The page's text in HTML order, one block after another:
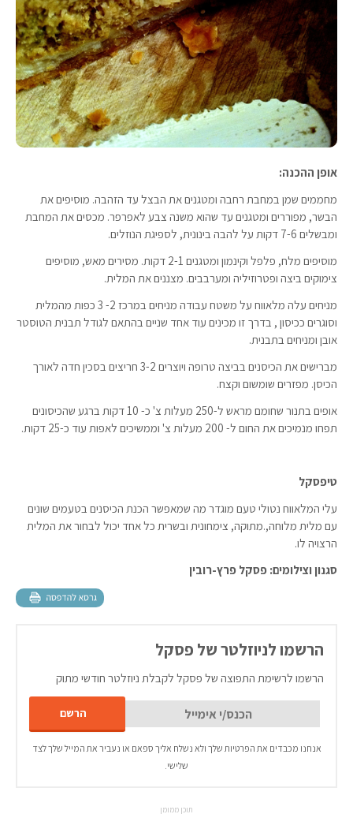
אופן ההכנה:
מחממים שמן במחבת רחבה ומטגנים את הבצל עד הזהבה. מוסיפים את
הבשר, מפוררים ומטגנים עד שהוא משנה צבע לאפרפר. מכסים את המחבת
ומבשלים 7-6 דקות על להבה בינונית, לספיגת הנוזלים.
מוסיפים מלח, פלפל וקינמון ומטגנים 2-1 דקות. מסירים מאש, מוסיפים
צימוקים ביצה ופטרוזיליה ומערבבים. מצננים את המלית.
מניחים עלה מלאווח על משטח עבודה מניחים במרכז 2- 3 כפות מהמלית
וסוגרים ככיסון , בדרך זו מכינים עוד אחד שניים בהתאם לגודל תבנית הטוסטר
אובן ומניחים בתבנית.
מברישים את הכיסנים בביצה טרופה ויוצרים 3-2 חריצים בסכין חדה לאורך
הכיסן. מפזרים שומשום וקצח.
אופים בתנור שחומם מראש ל-250 מעלות צ' כ- 10 דקות ברגע שהכיסונים
תפחו מנמיכים את החום ל- 200 מעלות צ' וממשיכים לאפות עוד כ-25 דקות.
טיפסקל
עלי המלאווח נטולי טעם מוגדר מה שמאפשר הכנת הכיסנים בטעמים שונים
עם מלית מלוחה,.מתוקה, צימחונית ובשרית כל אחד יכול לבחור את המלית
הרצויה לו.
סגנון וצילומים: פסקל פרץ-רובין
הרשמו לניוזלטר של פסקל
הרשמו לרשימת התפוצה של פסקל לקבלת ניוזלטר חודשי מתוק
אנחנו מכבדים את הפרטיות שלך ולא נשלח אליך ספאם או נעביר את המייל שלך לצד
שלישי.
תוכן ממומן